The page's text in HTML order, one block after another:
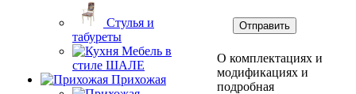
Стулья и
табуреты
Мебель в
стиле ШАЛЕ
Прихожая
Отправить
О комплектациях и
модификациях и
подробная